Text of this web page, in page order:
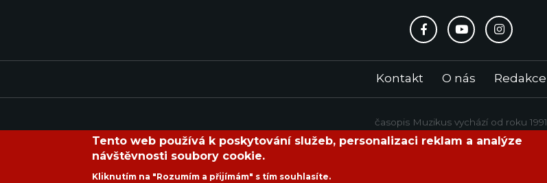
Kontakt O nás Redakce
časopis Muzikus vychází od roku 1991
Tento web používá k poskytování služeb, personalizaci reklam a analýze
návštěvnosti soubory cookie.
Kliknutím na "Rozumím a přijímám" s tím souhlasíte.